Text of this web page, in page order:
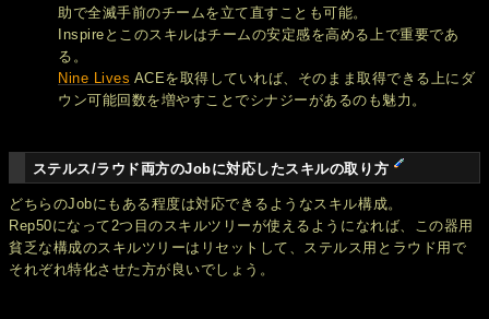
助で全滅手前のチームを立て直すことも可能。
Inspireとこのスキルはチームの安定感を高める上で重要であ
る。
Nine Lives ACEを取得していれば、そのまま取得できる上にダ
ウン可能回数を増やすことでシナジーがあるのも魅力。
ステルス/ラウド両方のJobに対応したスキルの取り方
どちらのJobにもある程度は対応できるようなスキル構成。
Rep50になって2つ目のスキルツリーが使えるようになれば、この器用
貧乏な構成のスキルツリーはリセットして、ステルス用とラウド用で
それぞれ特化させた方が良いでしょう。